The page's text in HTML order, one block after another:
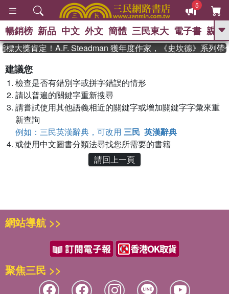
5
GO
史是一群喵 、
獎 臺灣漫遊錄
登輝時代 、 數學女孩：黎曼猜想 、
暢銷榜 新品 中文 外文 簡體 三民東大 電子書 親子
標大獎肯定！A.F. Steadman 獲年度作家，《史坎德》系列帶
建議您
檢查是否有錯別字或拼字錯誤的情形
請以普遍的關鍵字重新搜尋
請嘗試使用其他語義相近的關鍵字或增加關鍵字字彙來重
新查詢
例如：三民英漢辭典，可改用 三民 英漢辭典
或使用中文圖書分類法尋找您所需要的書籍
請回上一頁
網站導航 >>
聚焦三民 >>